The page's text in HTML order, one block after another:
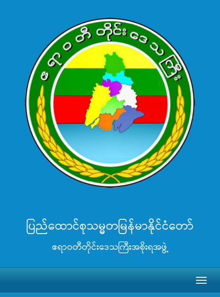
ပြည်ထောင်စုသမ္မတမြန်မာနိုင်ငံတော်
ဧရာဝတီတိုင်းဒေသကြီးအစိုးရအဖွဲ့